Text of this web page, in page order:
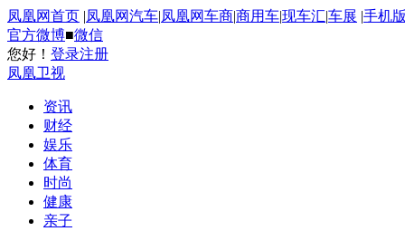
凤凰网首页 |凤凰网汽车|凤凰网车商|商用车|现车汇|车展 |手机版
官方微博■微信
您好！ 登录注册
凤凰卫视
资讯
财经
娱乐
体育
时尚
健康
亲子